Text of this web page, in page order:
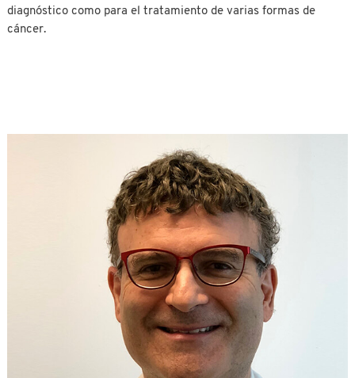
diagnóstico como para el tratamiento de varias formas de
cáncer.